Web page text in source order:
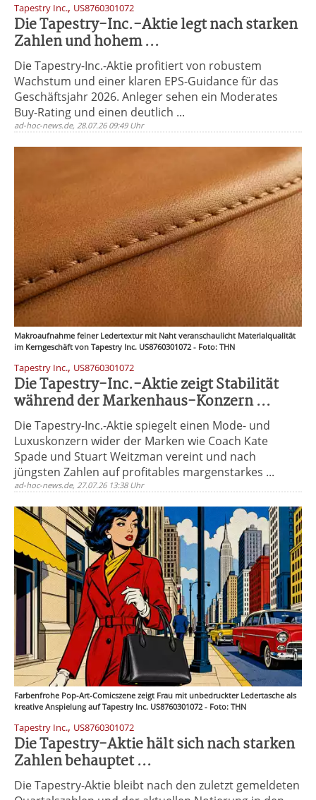
Tapestry Inc., US8760301072
Die Tapestry-Inc.-Aktie legt nach starken
Zahlen und hohem ...
Die Tapestry-Inc.-Aktie profitiert von robustem
Wachstum und einer klaren EPS-Guidance für das
Geschäftsjahr 2026. Anleger sehen ein Moderates
Buy-Rating und einen deutlich ...
ad-hoc-news.de, 28.07.26 09:49 Uhr
Makroaufnahme feiner Ledertextur mit Naht veranschaulicht Materialqualität
im Kerngeschäft von Tapestry Inc. US8760301072 - Foto: THN
Tapestry Inc., US8760301072
Die Tapestry-Inc.-Aktie zeigt Stabilität
während der Markenhaus-Konzern ...
Die Tapestry-Inc.-Aktie spiegelt einen Mode- und
Luxuskonzern wider der Marken wie Coach Kate
Spade und Stuart Weitzman vereint und nach
jüngsten Zahlen auf profitables margenstarkes ...
ad-hoc-news.de, 27.07.26 13:38 Uhr
Farbenfrohe Pop-Art-Comicszene zeigt Frau mit unbedruckter Ledertasche als
kreative Anspielung auf Tapestry Inc. US8760301072 - Foto: THN
Tapestry Inc., US8760301072
Die Tapestry-Aktie hält sich nach starken
Zahlen behauptet ...
Die Tapestry-Aktie bleibt nach den zuletzt gemeldeten